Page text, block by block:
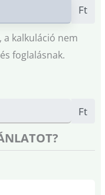
Ft
a kalkuláció nem
foglalásnak.
Ft